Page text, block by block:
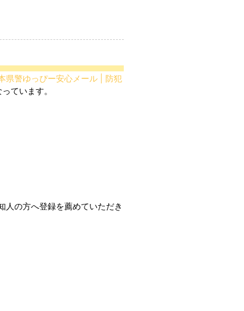
県警ゆっぴー安心メール | 防犯
人の方へ登録を薦めていただき